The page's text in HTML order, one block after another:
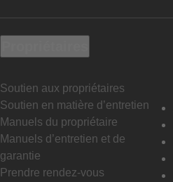
Soutien aux propriétaires
Soutien en matière d’entretien
Manuels du propriétaire
Manuels d’entretien et de
garantie
Prendre rendez-vous